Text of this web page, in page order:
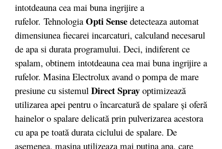
intotdeauna cea mai buna ingrijire a
rufelor. Tehnologia Opti Sense detecteaza automat
dimensiunea fiecarei incarcaturi, calculand necesarul
de apa si durata programului. Deci, indiferent ce
spalam, obtinem intotdeauna cea mai buna ingrijire a
rufelor. Masina Electrolux avand o pompa de mare
presiune cu sistemul Direct Spray optimizează
utilizarea apei pentru o încarcatură de spalare şi oferă
hainelor o spalare delicată prin pulverizarea acestora
cu apa pe toată durata ciclului de spalare. De
asemenea, masina utilizeaza mai putina apa, care